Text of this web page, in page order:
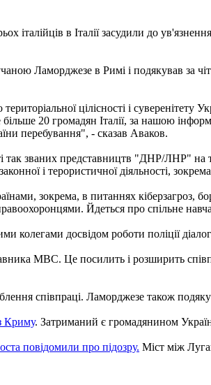
італійців в Італії засудили до
Ламорджезе в Римі і подякував за
цілісності і
20 громадян Італії, за нашою
перебування", - сказав Аваков.
званих представництв "ДНР/ЛНР" на
і терористичної діяльності,
зокрема, в питаннях кіберзагроз,
Йдеться про спільне
колегами досвідом роботи поліції
МВС. Це посилить і розширить
співпраці. Ламорджезе також
Криму. Затриманий є громадянином
повідомили про підозру. Міст між